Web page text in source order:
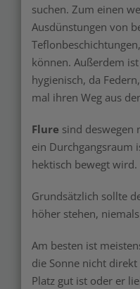
suchen. Zum einen
Ausdünstungen von
können. Außerdem
hygienisch, da
mal ihren Weg aus
Flure sind deswegen
ein Durchgangsraum
hektisch bewegt wird.
Grundsätzlich sollte
höher stehen,
Am besten ist
die Sonne nicht
Platz gut ist oder er